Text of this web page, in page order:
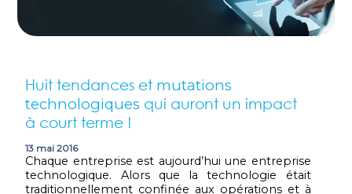
Huit tendances et mutations
technologiques qui auront un impact
à court terme !
13 mai 2016
Chaque entreprise est aujourd’hui une entreprise
technologique. Alors que la technologie était
traditionnellement confinée aux opérations et à